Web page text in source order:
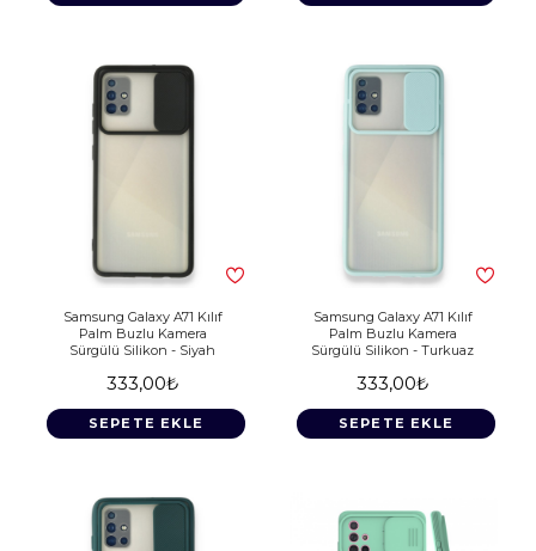
Samsung Galaxy A71 Kılıf
Palm Buzlu Kamera
Sürgülü Silikon - Siyah
333,00₺
SEPETE EKLE
Samsung Galaxy A71 Kılıf
Palm Buzlu Kamera
Sürgülü Silikon - Turkuaz
333,00₺
SEPETE EKLE